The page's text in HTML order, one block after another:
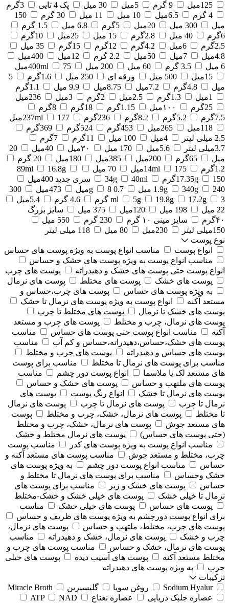
125میل
9 گرم 5میل 30 میل پک 4 تایی
3گرم
4 گرم
6.5میل 10 میل 11 میل 30 گرم
150
میل
300 میل 20میل 5گرم 6.8 میل
1.5 گرم
6گرم
40 میل 2.8گرم 15 میل 25میل
10گرم
2.5گرم
6میل 4.2گرم 12گرم 15گرم
35 میل
4.8میل
7میل 50میل 2.2 گرم 12میل
400میل
6 میل
3.5 گرم 60 میل 200 میل 400ml
75میل
15میل
500 میل ورقه ای 250 میل 1.6گرم
5
میل
4.8گرم 7.2میل 8.75میل 9.9 میل
1.1گرم
1میل
1.3گرم 2.5میل 2گرم 3میل
236میل
25گرم
۱۰۰میل 1.15گرم 18گرم
8گرم
7.5گرم
5.2گرم 8.2گرم 236گرم 237ml
177میل
118میل
265میل 453گرم 524گرم
369گرم
2.5 میلی لیتر
4میل 100 میل 11گرم
7گرم
3.7میلی لیتر
5.6میل 170 میل ۳۰میل 40میل
20
میل
65گرم 200میل 385میل 180میل
20 گرم
1.2گرم
14ml 175میل 70 میل 89ml
16.8g
17.35g
150گرم 34g 40ml
سری جدید 400میل
1.9g
340g 240 میل 0.7 g 8میل 473میل
300
ml
5g 19.8g 17.2g 3 گرم 4.6 گرم
5.4میل
22 میل
198 میل 120میل 375 میل
سایز بزرگ
۴۰گرم
سایز مینی ۱۰ گرم 230 گرم
550 میل
150میلی لیتر
230میل 80 میل
118 میلی لیتر
نوع پوست
انواع پوست
مناسب انواع پوست به ویژه پوست های حساس
مناسب انواع پوست به ویژه پوست های خشک و حساس
انواع پوست حتی پوست های خشک و دهیدراته
پوست های چرب
پوست های خشک
پوست های مختلط
پوست های نرمال
به ویژه پوست های حساس
پوست های چرب،حساس و
مستعد آکنه
انواع پوست به ویژه پوست های نرمال تا خشک
پوست های خشک تا نرمال
پوست های مختلط تا چرب
پوست های نرمال، چرب و مختلط
پوست های چرب و مستعد
آکنه
مناسب انواع پوست حتی پوست های حساس
مناسب
پوست های خشک،حساس،دهیدراته،حساس و کم آب
مناسب
پوست های حساس و دهیدراته
پوست های چرب و مختلط
مناسب برای پوست های نرمال تا مختلط
مناسب برای پوست
های مستعد لک یا ملاسما
انواع پوست دور چشم
مناسب
پوست های ملتهب و حساس
پوست های خشک و حساس
پوست های نرمال تا خشک
انواع رنگ پوست
پوست های
نرمال تا چرب
پوست های نرمال تا چرب
پوست های نرمال
تا مختلط
پوست های نرمال، خشک، چرب و مختلط
پوست
های مستعد جوش
پوست های نرمال، خشک، چرب و مختلط
(حتی پوست های حساس)
پوست های نرمال مختلط و خشک
مناسب انواع پوست به ویژه پوست های کدر
مناسب پوست
چرب، مختلط و مستعد جوش
مناسب پوست های مستعد آکنه و
حساس
مناسب انواع پوست دور چشم
به ویژه پوست های
خشک وحساس
مناسب برای پوست های نرمال تا مختلط و
حساس
پوست های خشک و زبر
مناسب برای پوست های
نرمال تا خیلی خشک
پوست های خیلی خشک و خشک-مختلط
پوست های حساس
پوست های خیلی خشک
مناسب
برای انواع پوست دورچشم به ویژه پوست های ظریف و حساس
پوست های چرب، مختلط، ملتهب و حساس
پوست های نرمال،
چرب و خشک
پوست های نرمال، خشک و دهیدراته
مناسب
پوست های نرمال، خشک و حساس
مناسب پوست های چرب و
مختلط مستعد آکنه
پوست های آسیب دیده
پوست های خیلی
چرب
به ویژه پوست های دهیدراته
ترکیبات
Sodium Hyalur
روغن سویا گلیسیرین
Miracle Broth
عصاره جلبک دریایی
عصاره نعناع ATP
NAD